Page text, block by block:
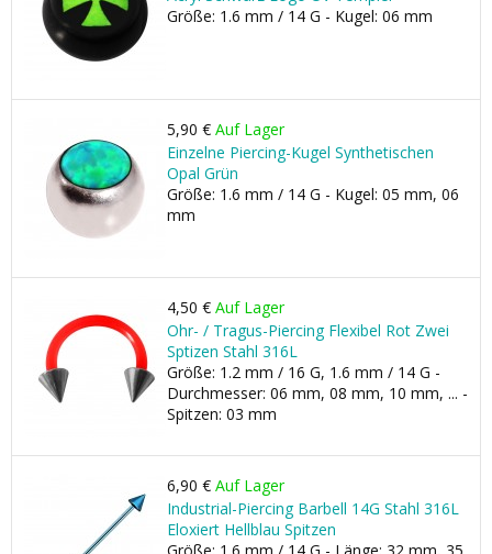
Größe: 1.6 mm / 14 G - Kugel: 06 mm
5,90 € Auf Lager
Einzelne Piercing-Kugel Synthetischen
Opal Grün
Größe: 1.6 mm / 14 G - Kugel: 05 mm, 06
mm
4,50 € Auf Lager
Ohr- / Tragus-Piercing Flexibel Rot Zwei
Sptizen Stahl 316L
Größe: 1.2 mm / 16 G, 1.6 mm / 14 G -
Durchmesser: 06 mm, 08 mm, 10 mm, ... -
Spitzen: 03 mm
6,90 € Auf Lager
Industrial-Piercing Barbell 14G Stahl 316L
Eloxiert Hellblau Spitzen